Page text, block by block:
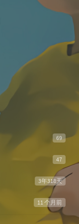
69
47
3年318天
11 个月前